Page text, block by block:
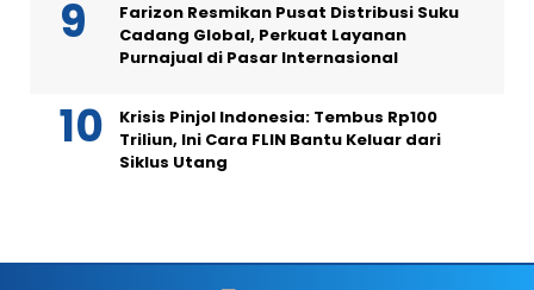
Farizon Resmikan Pusat Distribusi Suku
Cadang Global, Perkuat Layanan
Purnajual di Pasar Internasional
Krisis Pinjol Indonesia: Tembus Rp100
Triliun, Ini Cara FLIN Bantu Keluar dari
Siklus Utang